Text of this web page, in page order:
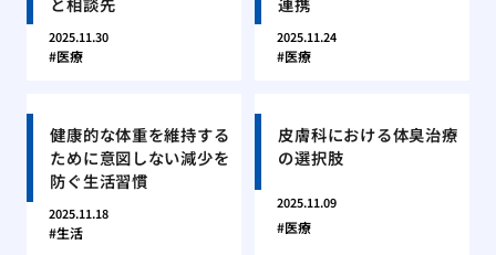
2025.11.30
医療
2025.11.24
医療
健康的な体重を維持する
ために意図しない減少を
防ぐ生活習慣
2025.11.18
生活
皮膚科における体臭治療
の選択肢
2025.11.09
医療